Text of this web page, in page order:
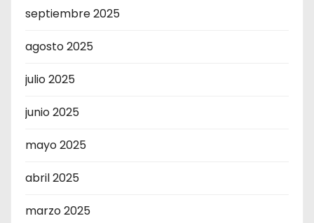
septiembre 2025
agosto 2025
julio 2025
junio 2025
mayo 2025
abril 2025
marzo 2025